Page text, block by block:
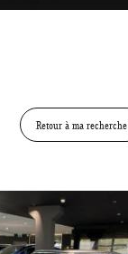
Retour à ma recherche